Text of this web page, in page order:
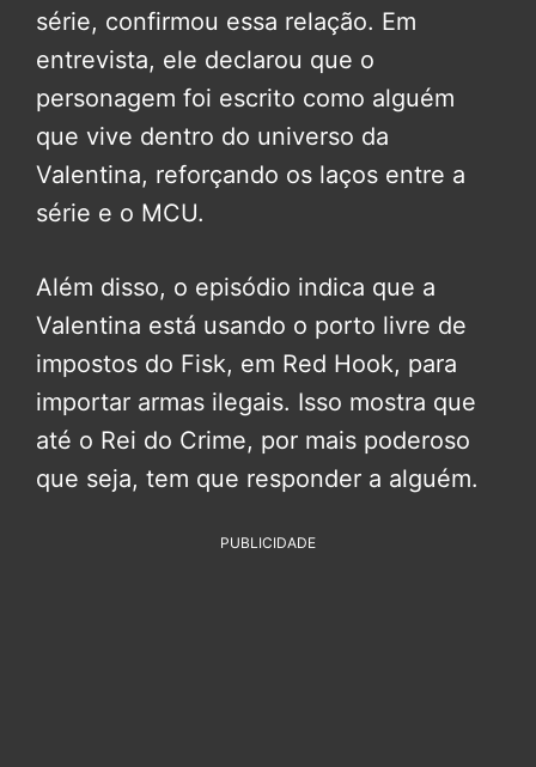
série, confirmou essa relação. Em
entrevista, ele declarou que o
personagem foi escrito como alguém
que vive dentro do universo da
Valentina, reforçando os laços entre a
série e o MCU.
Além disso, o episódio indica que a
Valentina está usando o porto livre de
impostos do Fisk, em Red Hook, para
importar armas ilegais. Isso mostra que
até o Rei do Crime, por mais poderoso
que seja, tem que responder a alguém.
PUBLICIDADE